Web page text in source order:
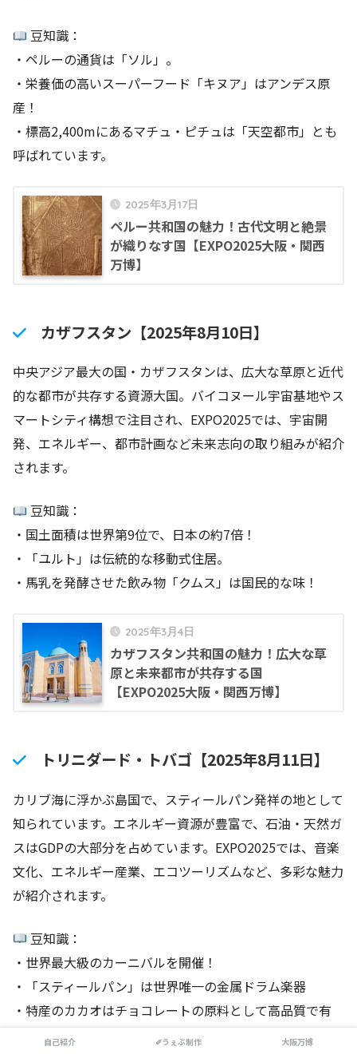
豆知識：
・ペルーの通貨は「ソル」。
・栄養価の高いスーパーフード「キヌア」はアンデス原
産！
・標高2,400mにあるマチュ・ピチュは「天空都市」とも
呼ばれています。
2025年3月17日
ペルー共和国の魅力！古代文明と絶景
が織りなす国【EXPO2025大阪・関西
万博】
カザフスタン【2025年8月10日】
中央アジア最大の国・カザフスタンは、広大な草原と近代
的な都市が共存する資源大国。バイコヌール宇宙基地やス
マートシティ構想で注目され、EXPO2025では、宇宙開
発、エネルギー、都市計画など未来志向の取り組みが紹介
されます。
豆知識：
・国土面積は世界第9位で、日本の約7倍！
・「ユルト」は伝統的な移動式住居。
・馬乳を発酵させた飲み物「クムス」は国民的な味！
2025年3月4日
カザフスタン共和国の魅力！広大な草
原と未来都市が共存する国
【EXPO2025大阪・関西万博】
トリニダード・トバゴ【2025年8月11日】
カリブ海に浮かぶ島国で、スティールパン発祥の地として
知られています。エネルギー資源が豊富で、石油・天然ガ
スはGDPの大部分を占めています。EXPO2025では、音楽
文化、エネルギー産業、エコツーリズムなど、多彩な魅力
が紹介されます。
豆知識：
・世界最大級のカーニバルを開催！
・「スティールパン」は世界唯一の金属ドラム楽器
・特産のカカオはチョコレートの原料として高品質で有
名！ 自己紹介 ✐うぇぶ制作 大阪万博